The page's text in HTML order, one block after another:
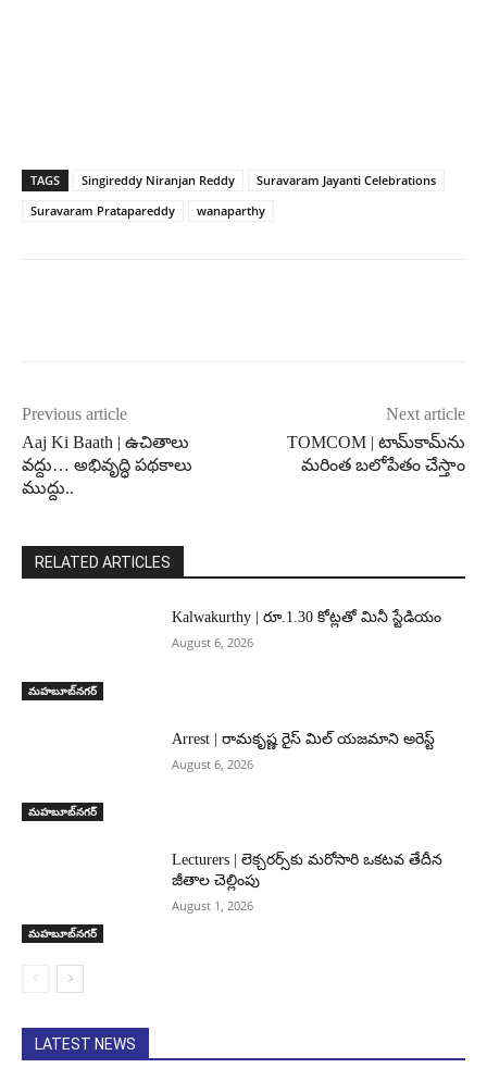
TAGS Singireddy Niranjan Reddy
Suravaram Jayanti Celebrations
Suravaram Pratapareddy
wanaparthy
Previous article
Aaj Ki Baath | ఉచితాలు
వద్దు… అభివృద్ధి పథకాలు
ముద్దు..
Next article
TOMCOM | టామ్‌కామ్‌ను
మరింత బలోపేతం చేస్తాం
RELATED ARTICLES
మహబూబ్‌నగర్‌
Kalwakurthy | రూ.1.30 కోట్లతో మినీ స్టేడియం
August 6, 2026
మహబూబ్‌నగర్‌
Arrest | రామకృష్ణ రైస్ మిల్ యజమాని అరెస్ట్
August 6, 2026
మహబూబ్‌నగర్‌
Lecturers | లెక్చరర్స్‌కు మరోసారి ఒకటవ తేదీన
జీతాల చెల్లింపు
August 1, 2026
LATEST NEWS